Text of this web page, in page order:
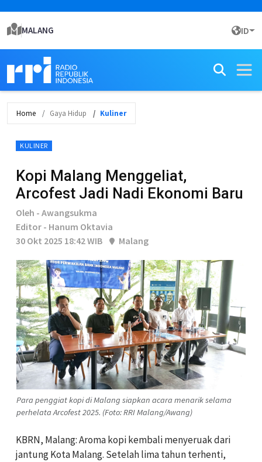
MALANG ID
Home Gaya Hidup Kuliner
KULINER
Kopi Malang Menggeliat,
Arcofest Jadi Nadi Ekonomi Baru
Oleh - Awangsukma
Editor - Hanum Oktavia
30 Okt 2025 18:42 WIB
Malang
Para penggiat kopi di Malang siapkan acara menarik selama
perhelata Arcofest 2025. (Foto: RRI Malang/Awang)
KBRN, Malang: Aroma kopi kembali menyeruak dari
jantung Kota Malang. Setelah lima tahun terhenti,